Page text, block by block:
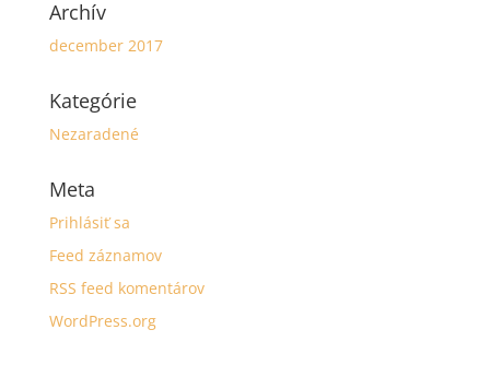
Archív
december 2017
Kategórie
Nezaradené
Meta
Prihlásiť sa
Feed záznamov
RSS feed komentárov
WordPress.org